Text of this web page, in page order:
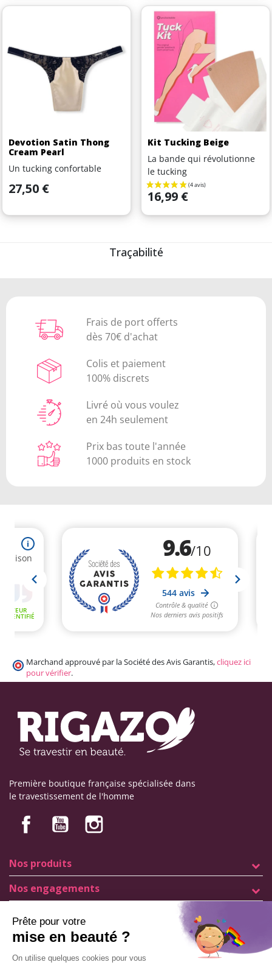
Devotion Satin Thong
Cream Pearl
Un tucking confortable
Prix
27,50 €
Kit Tucking Beige
La bande qui révolutionne
le tucking
Prix
16,99 €
Traçabilité
Frais de port offerts
dès 70€ d'achat
Colis et paiement
100% discrets
Livré où vous voulez
en 24h seulement
Prix bas toute l'année
1000 produits en stock
Marchand approuvé par la Société des Avis Garantis,cliquez ici
pour vérifier.
Première boutique française spécialisée dans
le travestissement de l'homme
Nos produits
Nos engagements
Informations
Mentions légales
Conditions générales de vente